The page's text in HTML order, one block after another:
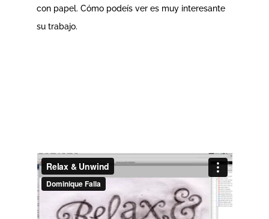
con papel. Cómo podeís ver es muy interesante
su trabajo.